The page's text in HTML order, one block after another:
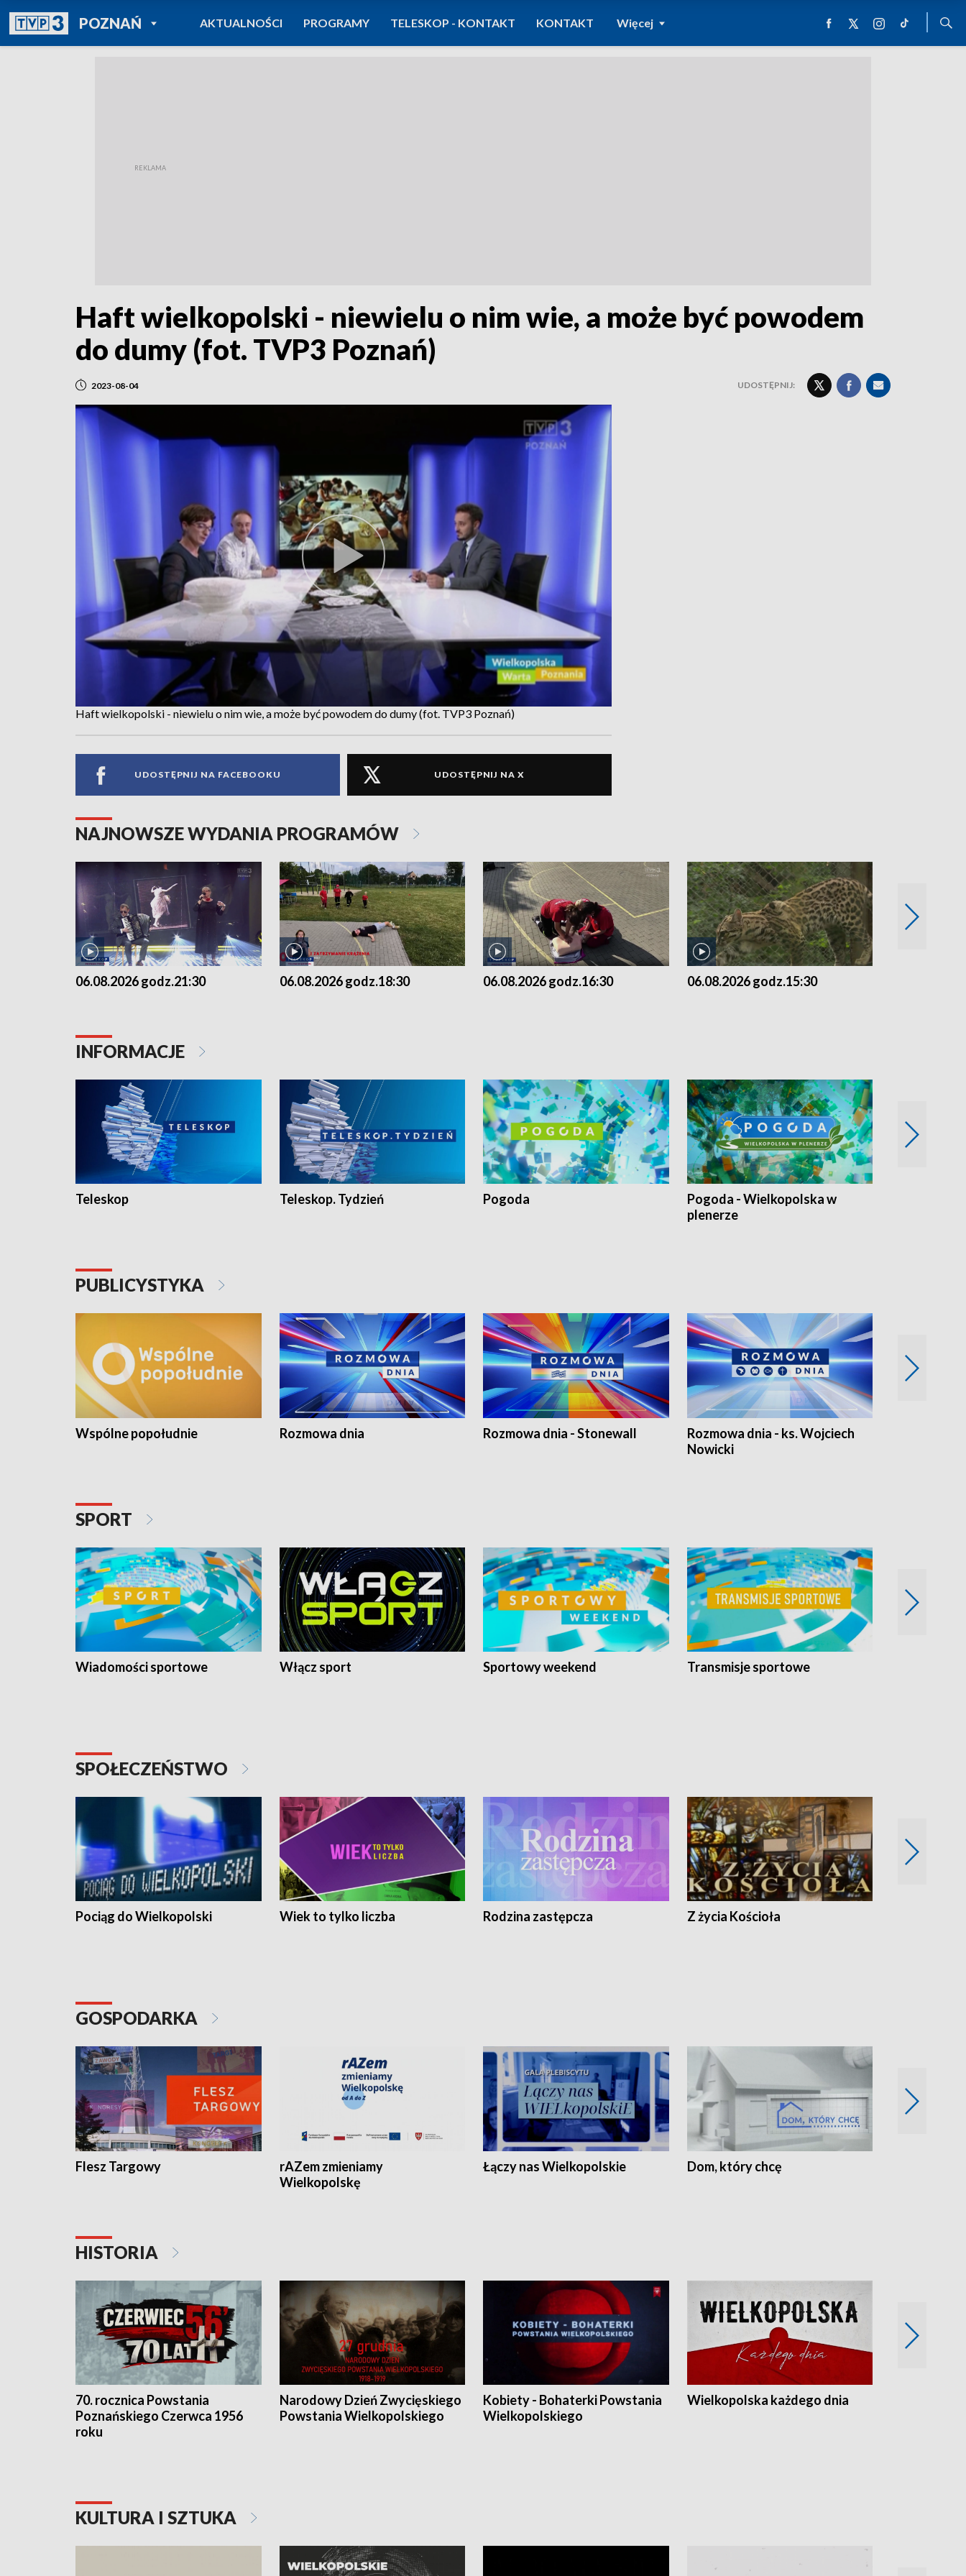
POZNAŃPOWRÓT DO
TVP REGIONY
AKTUALNOŚCI PROGRAMY TELESKOP - KONTAKT KONTAKT Więcej
Haft wielkopolski - niewielu o nim wie, a może być powodem
do dumy (fot. TVP3 Poznań)
2023-08-04 UDOSTĘPNIJ:
Haft wielkopolski - niewielu o nim wie, a może być powodem do dumy (fot. TVP3 Poznań)
UDOSTĘPNIJ NA FACEBOOKU UDOSTĘPNIJ NA X
NAJNOWSZE WYDANIA PROGRAMÓW
06.08.2026 godz.21:30 06.08.2026 godz.18:30 06.08.2026 godz.16:30 06.08.2026 godz.15:30
INFORMACJE
Teleskop Teleskop. Tydzień Pogoda
Pogoda - Wielkopolska w
plenerze
PUBLICYSTYKA
Wspólne popołudnie Rozmowa dnia Rozmowa dnia - Stonewall
Rozmowa dnia - ks. Wojciech
Nowicki
SPORT
Wiadomości sportowe Włącz sport Sportowy weekend Transmisje sportowe
SPOŁECZEŃSTWO
Pociąg do Wielkopolski Wiek to tylko liczba Rodzina zastępcza Z życia Kościoła
GOSPODARKA
Flesz Targowy
rAZem zmieniamy
Wielkopolskę
Łączy nas Wielkopolskie Dom, który chcę
HISTORIA
70. rocznica Powstania
Poznańskiego Czerwca 1956
roku
Narodowy Dzień Zwycięskiego
Powstania Wielkopolskiego
Kobiety - Bohaterki Powstania
Wielkopolskiego
Wielkopolska każdego dnia
KULTURA I SZTUKA